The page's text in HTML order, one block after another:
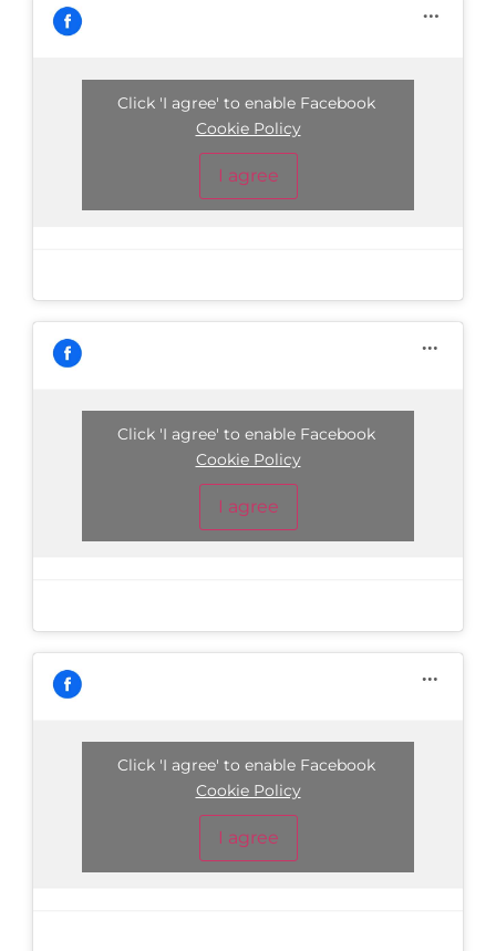
Click 'I agree' to enable Facebook
Cookie Policy
I agree
Click 'I agree' to enable Facebook
Cookie Policy
I agree
Click 'I agree' to enable Facebook
Cookie Policy
I agree